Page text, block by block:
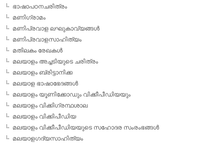
ഭാഷാപഠനചരിത്രം
മണിഗ്രാമം
മണിപ്രവാള ലഘുകാവ്യങ്ങള്‍
മണിപ്രവാളസാഹിത്യം
മതിലകം രേഖകള്‍
മലയാളം അച്ചടിയുടെ ചരിത്രം
മലയാളം ബ്രിട്ടാനിക്ക
മലയാള ഭാഷാഭേദങ്ങള്‍
മലയാളം യൂണിക്കോഡും വിക്കീപീഡിയയും
മലയാളം വിക്കിഗ്രന്ഥശാല
മലയാളം വിക്കിപീഡിയ
മലയാളം വിക്കീപീഡിയയുടെ സഹോദര സംരംഭങ്ങള്‍
മലയാളഗദ്യസാഹിത്യം